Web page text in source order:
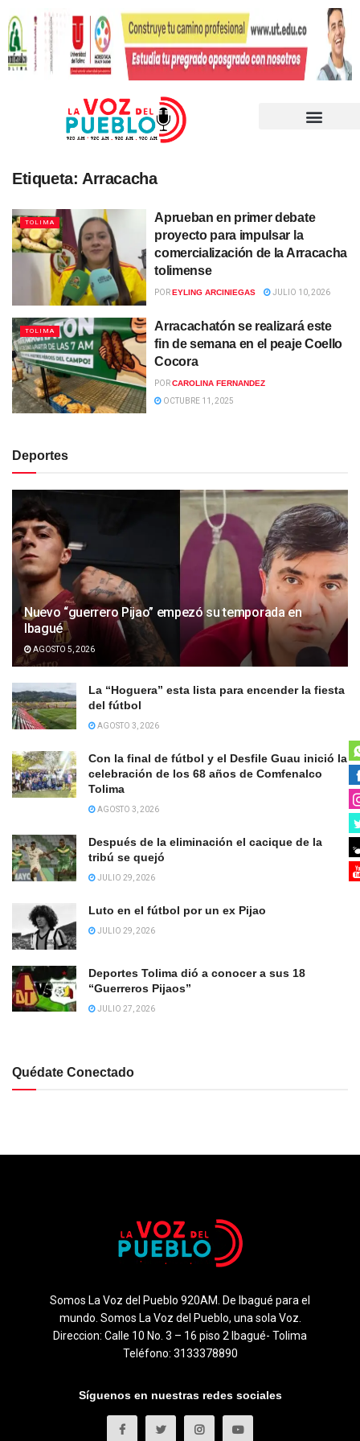
Etiqueta: Arracacha
TOLIMA
Aprueban en primer debate
proyecto para impulsar la
comercialización de la Arracacha
tolimense
POREYLING ARCINIEGAS JULIO 10, 2026
TOLIMA
Arracachatón se realizará este
fin de semana en el peaje Coello
Cocora
PORCAROLINA FERNANDEZ
OCTUBRE 11, 2025
Deportes
Nuevo “guerrero Pijao” empezó su temporada en
Ibagué
AGOSTO 5, 2026
La “Hoguera” esta lista para encender la fiesta
del fútbol
AGOSTO 3, 2026
Con la final de fútbol y el Desfile Guau inició la
celebración de los 68 años de Comfenalco
Tolima
AGOSTO 3, 2026
Después de la eliminación el cacique de la
tribú se quejó
JULIO 29, 2026
Luto en el fútbol por un ex Pijao
JULIO 29, 2026
Deportes Tolima dió a conocer a sus 18
“Guerreros Pijaos”
JULIO 27, 2026
Quédate Conectado
Somos La Voz del Pueblo 920AM. De Ibagué para el
mundo. Somos La Voz del Pueblo, una sola Voz.
Direccion: Calle 10 No. 3 – 16 piso 2 Ibagué- Tolima
Teléfono: 3133378890
Síguenos en nuestras redes sociales